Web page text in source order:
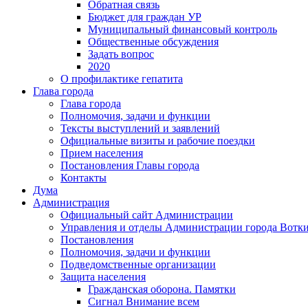
Обратная связь
Бюджет для граждан УР
Муниципальный финансовый контроль
Общественные обсуждения
Задать вопрос
2020
О профилактике гепатита
Глава города
Глава города
Полномочия, задачи и функции
Тексты выступлений и заявлений
Официальные визиты и рабочие поездки
Прием населения
Постановления Главы города
Контакты
Дума
Администрация
Официальный сайт Администрации
Управления и отделы Администрации города
Постановления
Полномочия, задачи и функции
Подведомственные организации
Защита населения
Гражданская оборона. Памятки
Сигнал Внимание всем